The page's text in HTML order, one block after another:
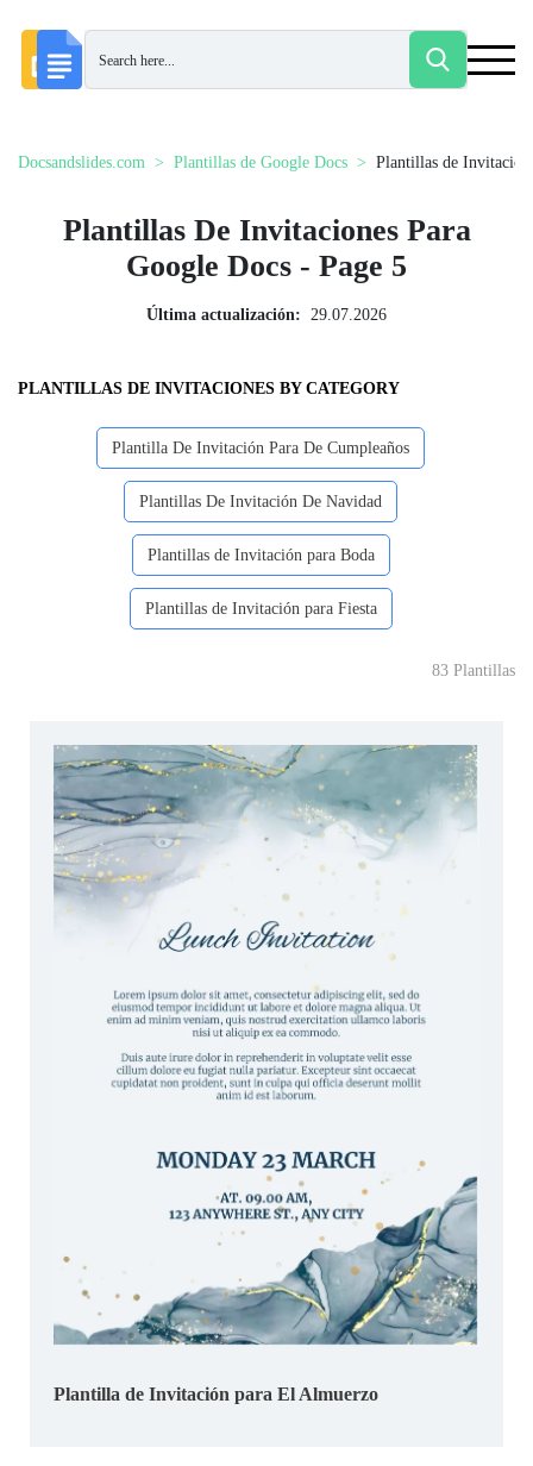
Docsandslides.com Plantillas de Google Docs Plantillas de
Plantillas De Invitaciones Para
Google Docs - Page 5
Última actualización: 29.07.2026
PLANTILLAS DE INVITACIONES BY CATEGORY
Plantilla De Invitación Para De Cumpleaños
Plantillas De Invitación De Navidad
Plantillas de Invitación para Boda
Plantillas de Invitación para Fiesta
83 Plantillas
Plantilla de Invitación para El Almuerzo